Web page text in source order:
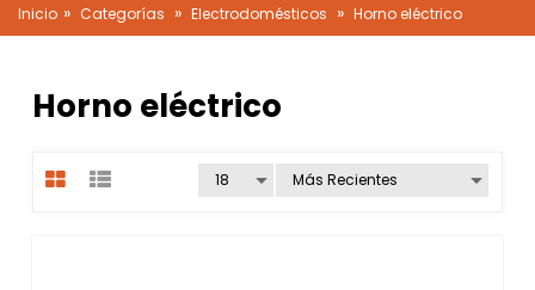
Inicio » Categorías » Electrodomésticos » Horno eléctrico
Horno eléctrico